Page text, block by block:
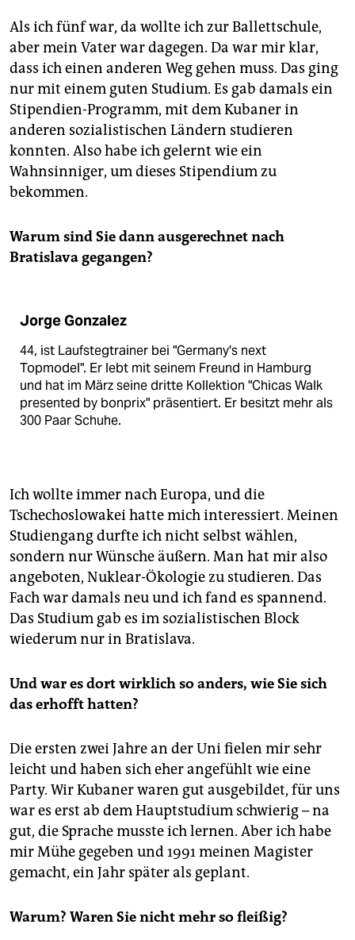
Als ich fünf war, da wollte ich zur Ballettschule,
aber mein Vater war dagegen. Da war mir klar,
dass ich einen anderen Weg gehen muss. Das ging
nur mit einem guten Studium. Es gab damals ein
Stipendien-Programm, mit dem Kubaner in
anderen sozialistischen Ländern studieren
konnten. Also habe ich gelernt wie ein
Wahnsinniger, um dieses Stipendium zu
bekommen.
Warum sind Sie dann ausgerechnet nach
Bratislava gegangen?
Jorge Gonzalez
44, ist Laufstegtrainer bei "Germany's next
Topmodel". Er lebt mit seinem Freund in Hamburg
und hat im März seine dritte Kollektion "Chicas Walk
presented by bonprix" präsentiert. Er besitzt mehr als
300 Paar Schuhe.
Ich wollte immer nach Europa, und die
Tschechoslowakei hatte mich interessiert. Meinen
Studiengang durfte ich nicht selbst wählen,
sondern nur Wünsche äußern. Man hat mir also
angeboten, Nuklear-Ökologie zu studieren. Das
Fach war damals neu und ich fand es spannend.
Das Studium gab es im sozialistischen Block
wiederum nur in Bratislava.
Und war es dort wirklich so anders, wie Sie sich
das erhofft hatten?
Die ersten zwei Jahre an der Uni fielen mir sehr
leicht und haben sich eher angefühlt wie eine
Party. Wir Kubaner waren gut ausgebildet, für uns
war es erst ab dem Hauptstudium schwierig – na
gut, die Sprache musste ich lernen. Aber ich habe
mir Mühe gegeben und 1991 meinen Magister
gemacht, ein Jahr später als geplant.
Warum? Waren Sie nicht mehr so fleißig?